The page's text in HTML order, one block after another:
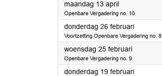
maandag 13 april2026
Openbare Vergadering no. 10
donderdag 26 februari2026
Voortzetting Openbare Vergadering no. 8
woensdag 25 februari2026
Openbare Vergadering no. 9
donderdag 19 februari2026